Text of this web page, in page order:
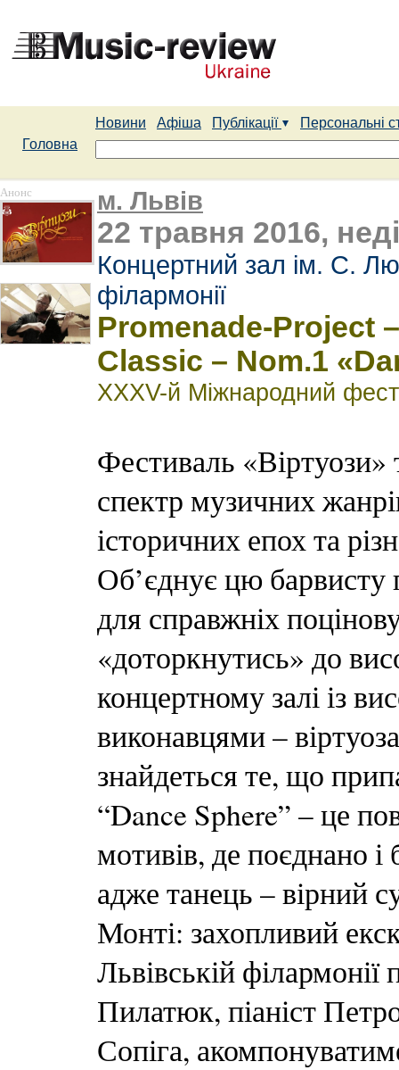
Новини Афіша Публікації
Персональні
Головна
Анонс м. Львів
22 травня 2016,
Концертний зал ім. С.
філармонії
Promenade-Project
Classic – Nom.1
XXXV-й Міжнародний
Фестиваль
спектр музичних
історичних епох та
Об’єднує цю барвисту
для справжніх
«доторкнутись» до
концертному залі із
виконавцями –
знайдеться те, що
“Dance Sphere” – це
мотивів, де поєднано
адже танець – вірний
Монті: захопливий
Львівській
Пилатюк, піаніст
Сопіга,